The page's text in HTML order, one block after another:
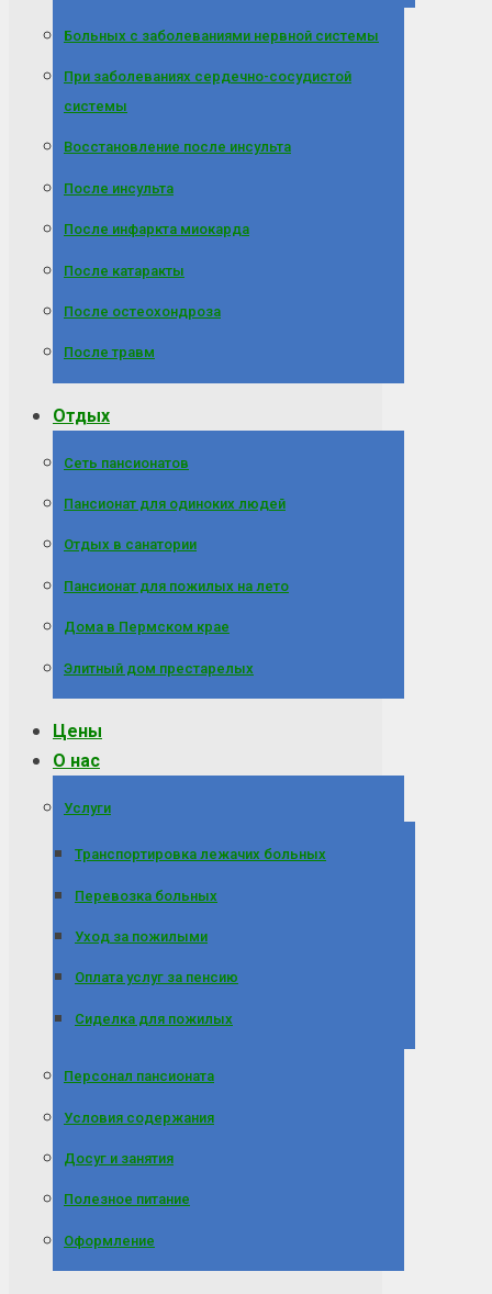
Больных с заболеваниями нервной системы
При заболеваниях сердечно-сосудистой
системы
Восстановление после инсульта
После инсульта
После инфаркта миокарда
После катаракты
После остеохондроза
После травм
Отдых
Сеть пансионатов
Пансионат для одиноких людей
Отдых в санатории
Пансионат для пожилых на лето
Дома в Пермском крае
Элитный дом престарелых
Цены
О нас
Услуги
Транспортировка лежачих больных
Перевозка больных
Уход за пожилыми
Оплата услуг за пенсию
Сиделка для пожилых
Персонал пансионата
Условия содержания
Досуг и занятия
Полезное питание
Оформление